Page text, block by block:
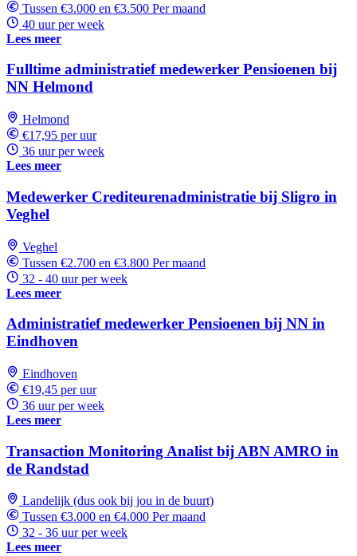
Tussen €3.000 en €3.500 Per maand
40 uur per week
Lees meer
Fulltime administratief medewerker Pensioenen bij
NN Helmond
Helmond
€17,95 per uur
36 uur per week
Lees meer
Medewerker Crediteurenadministratie bij Sligro in
Veghel
Veghel
Tussen €2.700 en €3.800 Per maand
32 - 40 uur per week
Lees meer
Administratief medewerker Pensioenen bij NN in
Eindhoven
Eindhoven
€19,45 per uur
36 uur per week
Lees meer
Transaction Monitoring Analist bij ABN AMRO in
de Randstad
Landelijk (dus ook bij jou in de buurt)
Tussen €3.000 en €4.000 Per maand
32 - 36 uur per week
Lees meer